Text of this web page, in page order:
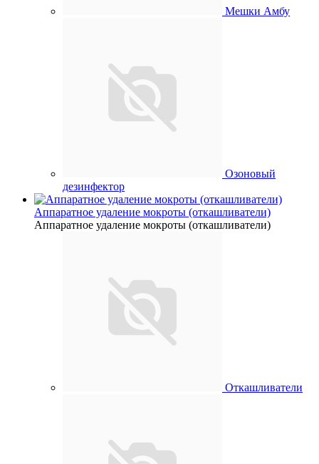
Мешки Амбу
Озоновый
дезинфектор
Аппаратное удаление мокроты (откашливатели)
Аппаратное удаление мокроты (откашливатели)
Откашливатели